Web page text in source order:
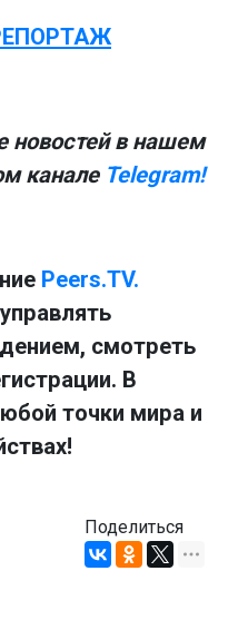
новостей в нашем
канале Telegram!
Peers.TV.
смотреть
В
точки мира и
Поделиться